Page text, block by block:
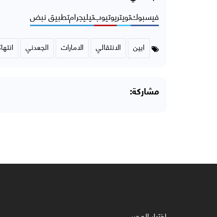
فيسبوكتويتريوتيوبتيليجرامتطبيق نبض
ابين الانتقالي الامارات الجعدني
مشاركة: